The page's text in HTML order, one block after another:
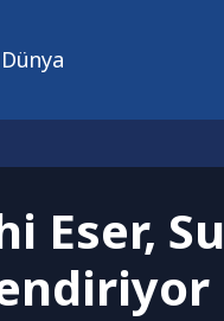
Dünya
Eser,